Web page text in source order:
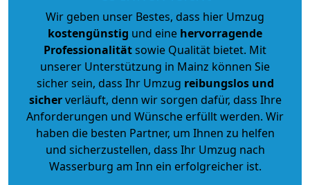
Wir geben unser Bestes, dass hier Umzug
kostengünstig und eine hervorragende
Professionalitätsowie Qualität bietet. Mit
unserer Unterstützung in Mainz können Sie
sicher sein, dass Ihr Umzug reibungslos und
sicherverläuft, denn wir sorgen dafür, dass Ihre
Anforderungen und Wünsche erfüllt werden. Wir
haben die besten Partner, um Ihnen zu helfen
und sicherzustellen, dass Ihr Umzug nach
Wasserburg am Inn ein erfolgreicher ist.